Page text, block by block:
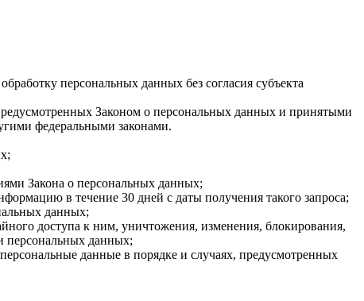
персональных данных без согласия субъекта
Законом о персональных данных и принятыми
федеральными законами.
Закона о персональных данных;
в течение 30 дней с даты получения такого запроса;
данных;
доступа к ним, уничтожения, изменения, блокирования,
персональных данных;
данные в порядке и случаях, предусмотренных